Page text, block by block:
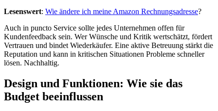
Lesenswert: Wie ändere ich meine Amazon Rechnungsadresse?
Auch in puncto Service sollte jedes Unternehmen offen für
Kundenfeedback sein. Wer Wünsche und Kritik wertschätzt, fördert
Vertrauen und bindet Wiederkäufer. Eine aktive Betreuung stärkt die
Reputation und kann in kritischen Situationen Probleme schneller
lösen. Nachhaltig.
Design und Funktionen: Wie sie das
Budget beeinflussen